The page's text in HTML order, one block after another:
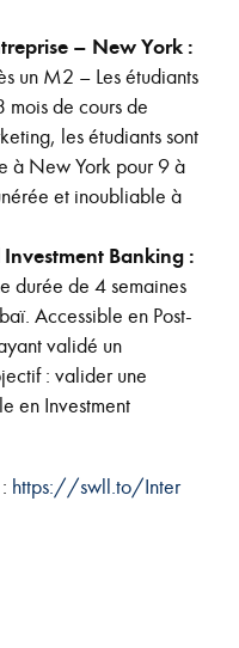
– New York :
un M2 – Les étudiants
mois de cours de
les étudiants sont
à New York pour 9 à
et inoubliable à
Banking :
durée de 4 semaines
Accessible en Post-
validé un
: valider une
en Investment
https://swll.to/Inter